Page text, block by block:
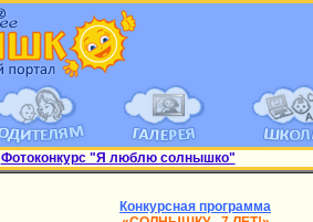
Фотоконкурс "Я люблю солнышко"
Конкурсная программа